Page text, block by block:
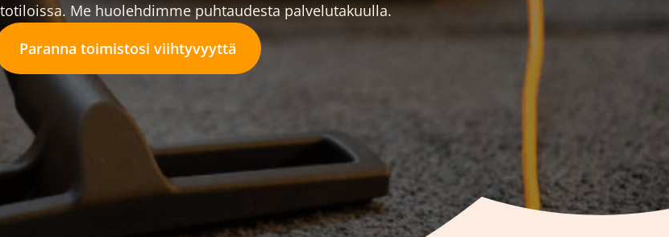
Me huolehdimme puhtaudesta palvelutakuulla.
Paranna toimistosi viihtyvyyttä